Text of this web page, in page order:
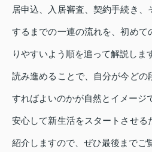
居申込、入居審査、契約手続き
するまでの一連の流れを、初めて
りやすいよう順を追って解説しま
読み進めることで、自分が今どの
すればよいのかが自然とイメージ
安心して新生活をスタートさせる
紹介しますので、ぜひ最後までご